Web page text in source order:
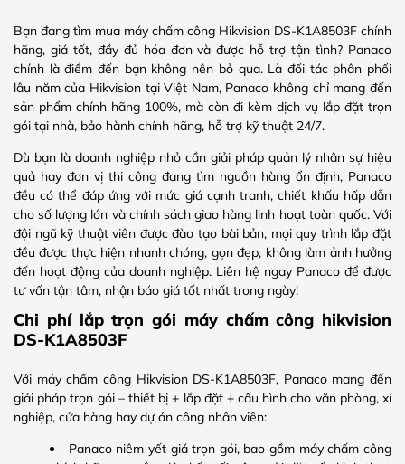
Bạn đang tìm mua máy chấm công Hikvision DS-K1A8503F chính
hãng, giá tốt, đầy đủ hóa đơn và được hỗ trợ tận tình? Panaco
chính là điểm đến bạn không nên bỏ qua. Là đối tác phân phối
lâu năm của Hikvision tại Việt Nam, Panaco không chỉ mang đến
sản phẩm chính hãng 100%, mà còn đi kèm dịch vụ lắp đặt trọn
gói tại nhà, bảo hành chính hãng, hỗ trợ kỹ thuật 24/7.
Dù bạn là doanh nghiệp nhỏ cần giải pháp quản lý nhân sự hiệu
quả hay đơn vị thi công đang tìm nguồn hàng ổn định, Panaco
đều có thể đáp ứng với mức giá cạnh tranh, chiết khấu hấp dẫn
cho số lượng lớn và chính sách giao hàng linh hoạt toàn quốc. Với
đội ngũ kỹ thuật viên được đào tạo bài bản, mọi quy trình lắp đặt
đều được thực hiện nhanh chóng, gọn đẹp, không làm ảnh hưởng
đến hoạt động của doanh nghiệp. Liên hệ ngay Panaco để được
tư vấn tận tâm, nhận báo giá tốt nhất trong ngày!
Chi phí lắp trọn gói máy chấm công hikvision
DS-K1A8503F
Với máy chấm công Hikvision DS‑K1A8503F, Panaco mang đến
giải pháp trọn gói – thiết bị + lắp đặt + cấu hình cho văn phòng, xí
nghiệp, cửa hàng hay dự án công nhân viên:
Panaco niêm yết giá trọn gói, bao gồm máy chấm công